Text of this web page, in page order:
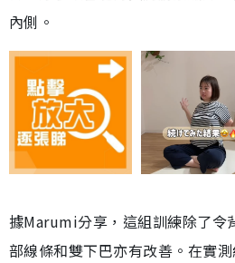
內側。
據Marumi分享，這組訓練除了令
部線條和雙下巴亦有改善。在實